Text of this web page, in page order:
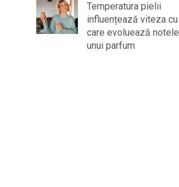
Temperatura pielii
influențează viteza cu
care evoluează notele
unui parfum